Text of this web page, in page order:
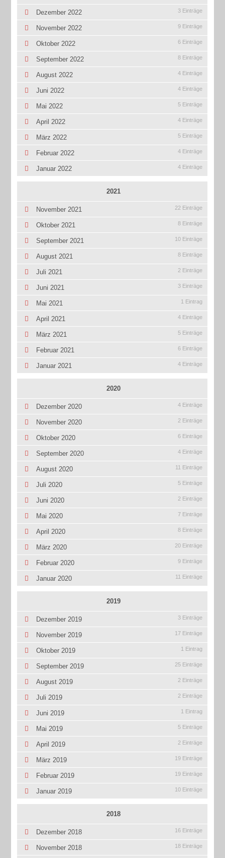
Dezember 2022 3 Einträge
November 2022 9 Einträge
Oktober 2022 6 Einträge
September 2022 8 Einträge
August 2022 4 Einträge
Juni 2022 4 Einträge
Mai 2022 5 Einträge
April 2022 4 Einträge
März 2022 5 Einträge
Februar 2022 4 Einträge
Januar 2022 4 Einträge
2021
November 2021 22 Einträge
Oktober 2021 8 Einträge
September 2021 10 Einträge
August 2021 8 Einträge
Juli 2021 2 Einträge
Juni 2021 3 Einträge
Mai 2021 1 Eintrag
April 2021 4 Einträge
März 2021 5 Einträge
Februar 2021 6 Einträge
Januar 2021 4 Einträge
2020
Dezember 2020 4 Einträge
November 2020 2 Einträge
Oktober 2020 6 Einträge
September 2020 4 Einträge
August 2020 11 Einträge
Juli 2020 5 Einträge
Juni 2020 2 Einträge
Mai 2020 7 Einträge
April 2020 8 Einträge
März 2020 20 Einträge
Februar 2020 9 Einträge
Januar 2020 11 Einträge
2019
Dezember 2019 3 Einträge
November 2019 17 Einträge
Oktober 2019 1 Eintrag
September 2019 25 Einträge
August 2019 2 Einträge
Juli 2019 2 Einträge
Juni 2019 1 Eintrag
Mai 2019 5 Einträge
April 2019 2 Einträge
März 2019 19 Einträge
Februar 2019 19 Einträge
Januar 2019 10 Einträge
2018
Dezember 2018 16 Einträge
November 2018 18 Einträge